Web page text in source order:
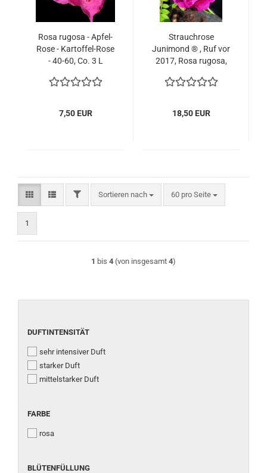
Rosa rugosa - Apfel-
Rose - Kartoffel-Rose
- 40-60, Co. 3 L
7,50 EUR
Strauchrose
Junimond ® , Ruf vor
2017, Rosa rugosa,
18,50 EUR
FILTERSortieren nach
Sortieren nach 60 pro Seite
pro Seite
1
1 bis 4 (von insgesamt 4)
DUFTINTENSITÄT
DUFTINTENSITÄT
sehr intensiver Duft
starker Duft
mittelstarker Duft
FARBE
FARBE
rosa
BLÜTENFÜLLUNG
BLÜTENFÜLLUNG